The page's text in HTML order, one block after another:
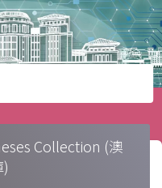
Collection (澳